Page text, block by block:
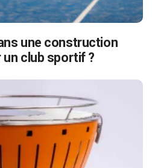
une construction
club sportif ?